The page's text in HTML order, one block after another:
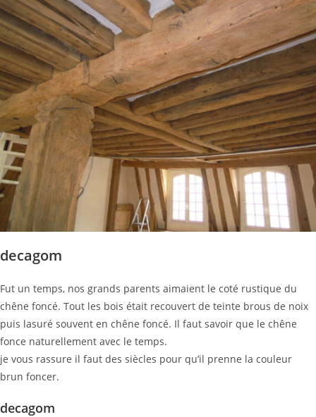
decagom
Fut un temps, nos grands parents aimaient le coté rustique du
chêne foncé. Tout les bois était recouvert de teinte brous de noix
puis lasuré souvent en chêne foncé. Il faut savoir que le chêne
fonce naturellement avec le temps.
je vous rassure il faut des siècles pour qu’il prenne la couleur
brun foncer.
decagom